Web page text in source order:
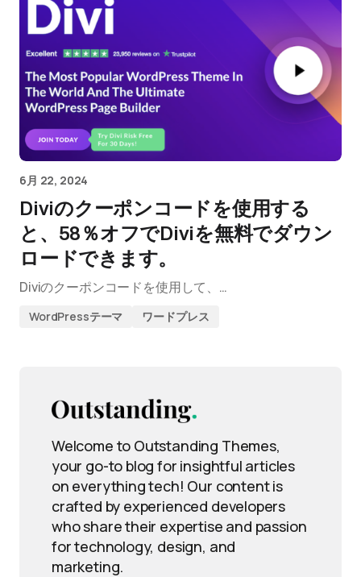
6月 22, 2024
Diviのクーポンコードを使用する
と、58％オフでDiviを無料でダウン
ロードできます。
Diviのクーポンコードを使用して、…
WordPressテーマ ワードプレス
Welcome to Outstanding Themes,
your go-to blog for insightful articles
on everything tech! Our content is
crafted by experienced developers
who share their expertise and passion
for technology, design, and
marketing.